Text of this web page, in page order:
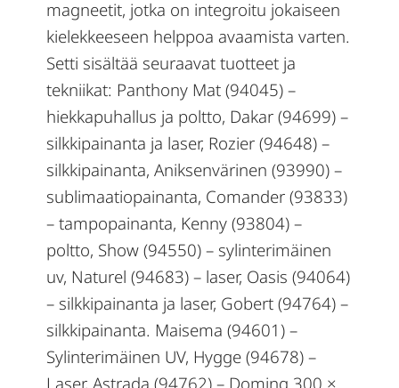
magneetit, jotka on integroitu jokaiseen
kielekkeeseen helppoa avaamista varten.
Setti sisältää seuraavat tuotteet ja
tekniikat: Panthony Mat (94045) –
hiekkapuhallus ja poltto, Dakar (94699) –
silkkipainanta ja laser, Rozier (94648) –
silkkipainanta, Aniksenvärinen (93990) –
sublimaatiopainanta, Comander (93833)
– tampopainanta, Kenny (93804) –
poltto, Show (94550) – sylinterimäinen
uv, Naturel (94683) – laser, Oasis (94064)
– silkkipainanta ja laser, Gobert (94764) –
silkkipainanta. Maisema (94601) –
Sylinterimäinen UV, Hygge (94678) –
Laser, Astrada (94762) – Doming 300 ×